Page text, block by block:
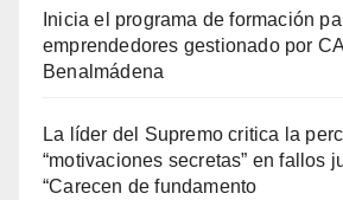
Inicia el programa de formación
emprendedores gestionado por
Benalmádena
La líder del Supremo critica la
“motivaciones secretas” en fallos
“Carecen de fundamento